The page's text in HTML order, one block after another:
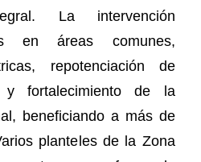
La intervención
en áreas comunes,
repotenciación de
y fortalecimiento de la
beneficiando a más de
planteles de la Zona